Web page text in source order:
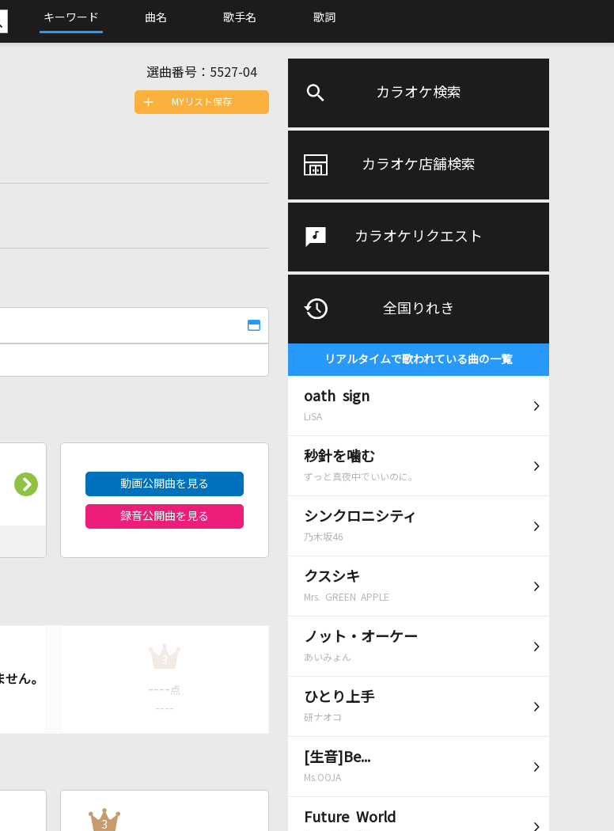
キーワード 曲名 歌手名 歌詞
カラオケ検索
カラオケ店舗検索
カラオケリクエスト
全国りれき
リアルタイムで歌われている曲の一覧
oath sign
LiSA
秒針を噛む
ずっと真夜中でいいのに。
シンクロニシティ
乃木坂46
クスシキ
Mrs. GREEN APPLE
ノット・オーケー
あいみょん
ひとり上手
研ナオコ
[生音]Be...
Ms.OOJA
Future World
選曲番号： 5527-04
MYリスト保存
動画公開曲を見る
録音公開曲を見る
3
---- 点
----
3